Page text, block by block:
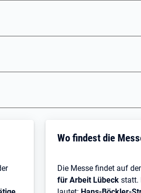
Wo findest die
Die Messe findet auf
für Arbeit Lübeckstatt.